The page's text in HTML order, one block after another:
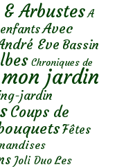
Arbustes A
Avec
Eve Bassin
Chroniques de
jardin
jardin
Coups de
Fêtes
Joli Duo Les